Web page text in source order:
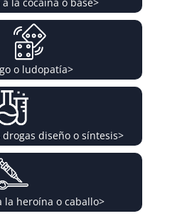
o ludopatía>
diseño o síntesis>
la heroína o caballo>